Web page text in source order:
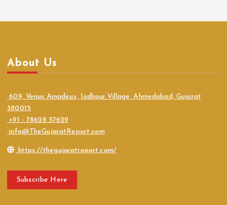
About Us
609, Venus Amadeus, Jodhpur Village, Ahmedabad, Gujarat
380015
+91 - 78628 57629
info@TheGujaratReport.com
https://thegujaratreport.com/
Subscribe Here